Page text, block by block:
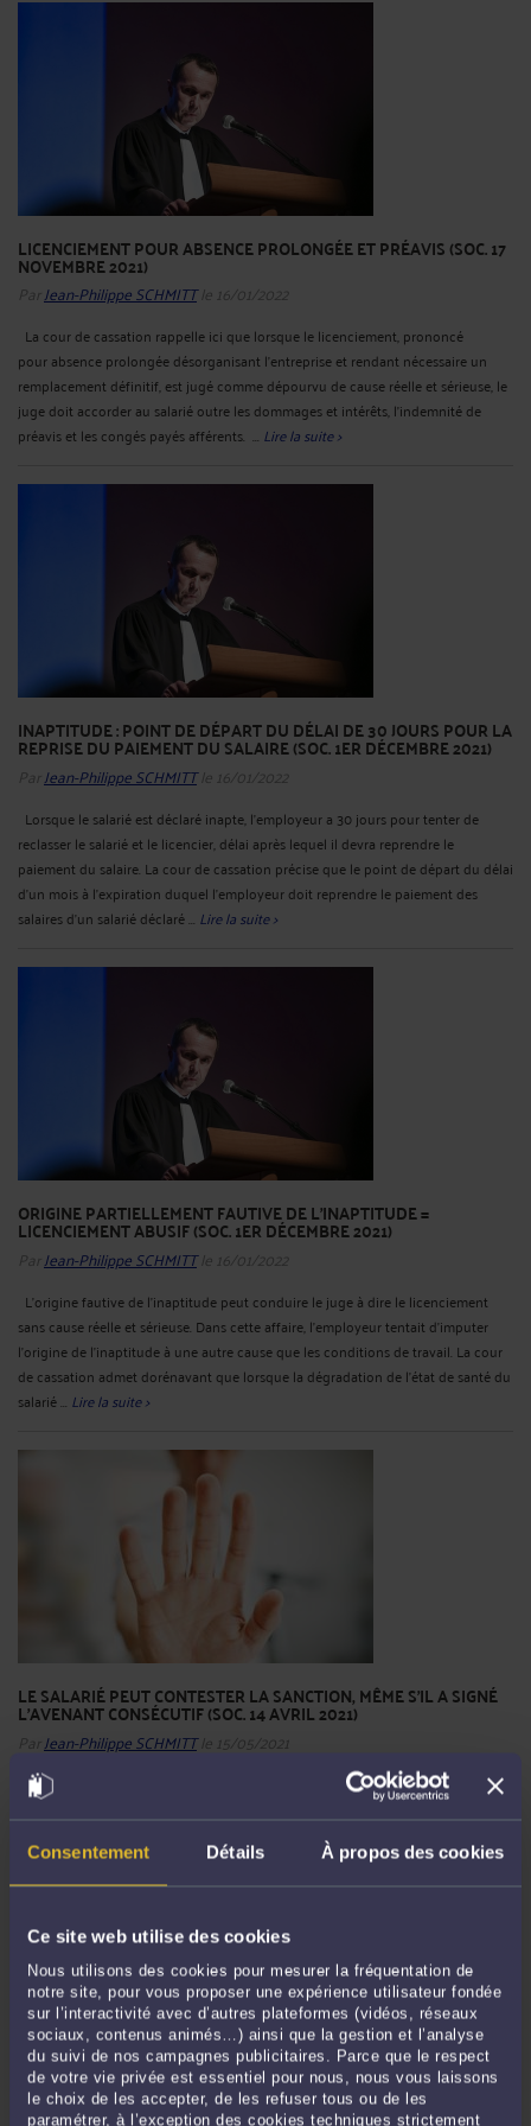
Consentement Détails À propos des cookies
Ce site web utilise des cookies
Nous utilisons des cookies pour mesurer la fréquentation de
notre site, pour vous proposer une expérience utilisateur fondée
sur l’interactivité avec d’autres plateformes (vidéos, réseaux
sociaux, contenus animés…) ainsi que la gestion et l’analyse
du suivi de nos campagnes publicitaires. Parce que le respect
de votre vie privée est essentiel pour nous, nous vous laissons
le choix de les accepter, de les refuser tous ou de les
paramétrer, à l’exception des cookies techniques strictement
LICENCIEMENT POUR ABSENCE PROLONGÉE ET PRÉAVIS (SOC. 17
NOVEMBRE 2021)
Par Jean-Philippe SCHMITTle 16/01/2022
La cour de cassation rappelle ici que lorsque le licenciement, prononcé
pour absence prolongée désorganisant l'entreprise et rendant nécessaire un
remplacement définitif, est jugé comme dépourvu de cause réelle et sérieuse, le
juge doit accorder au salarié outre les dommages et intérêts, l'indemnité de
préavis et les congés payés afférents. ... Lire la suite >
INAPTITUDE : POINT DE DÉPART DU DÉLAI DE 30 JOURS POUR LA
REPRISE DU PAIEMENT DU SALAIRE (SOC. 1ER DÉCEMBRE 2021)
Par Jean-Philippe SCHMITTle 16/01/2022
Lorsque le salarié est déclaré inapte, l’employeur a 30 jours pour tenter de
reclasser le salarié et le licencier, délai après lequel il devra reprendre le
paiement du salaire. La cour de cassation précise que le point de départ du délai
d'un mois à l'expiration duquel l'employeur doit reprendre le paiement des
salaires d'un salarié déclaré ... Lire la suite >
ORIGINE PARTIELLEMENT FAUTIVE DE L'INAPTITUDE =
LICENCIEMENT ABUSIF (SOC. 1ER DÉCEMBRE 2021)
Par Jean-Philippe SCHMITTle 16/01/2022
L’origine fautive de l’inaptitude peut conduire le juge à dire le licenciement
sans cause réelle et sérieuse. Dans cette affaire, l’employeur tentait d’imputer
l’origine de l’inaptitude à une autre cause que les conditions de travail. La cour
de cassation admet dorénavant que lorsque la dégradation de l'état de santé du
salarié ... Lire la suite >
LE SALARIÉ PEUT CONTESTER LA SANCTION, MÊME S'IL A SIGNÉ
L'AVENANT CONSÉCUTIF (SOC. 14 AVRIL 2021)
Par Jean-Philippe SCHMITTle 15/05/2021
Par un arrêt important du 14 avril 2021, la cour de cassation indique que
l’acceptation par le salarié de la modification de son contrat de travail proposée
contester la régularité et le bien-fondé de la sanction. ...Lire la suite >